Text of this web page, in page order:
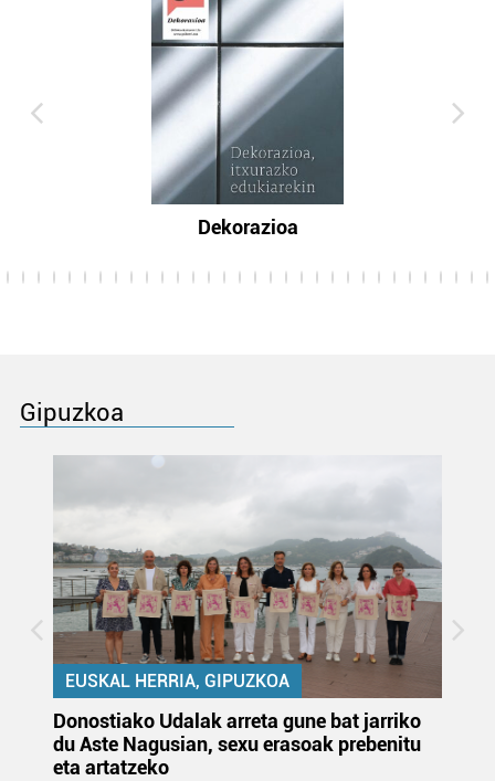
Dekorazioa
Gipuzkoa
EUSKAL HERRIA, GIPUZKOA
Donostiako Udalak arreta gune bat jarriko
du Aste Nagusian, sexu erasoak prebenitu
eta artatzeko